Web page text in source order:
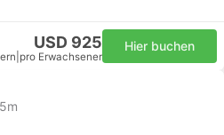
USD 925
pro Erwachsener
Hier buchen